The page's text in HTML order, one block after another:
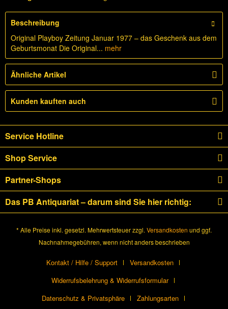
Beschreibung
Original Playboy Zeitung Januar 1977 – das Geschenk aus dem
Geburtsmonat Die Original... mehr
Ähnliche Artikel
Kunden kauften auch
Service Hotline
Shop Service
Partner-Shops
Das PB Antiquariat – darum sind Sie hier richtig:
* Alle Preise inkl. gesetzl. Mehrwertsteuer zzgl. Versandkosten und ggf.
Nachnahmegebühren, wenn nicht anders beschrieben
Kontakt / Hilfe / Support
Versandkosten
Widerrufsbelehrung & Widerrufsformular
Datenschutz & Privatsphäre
Zahlungsarten